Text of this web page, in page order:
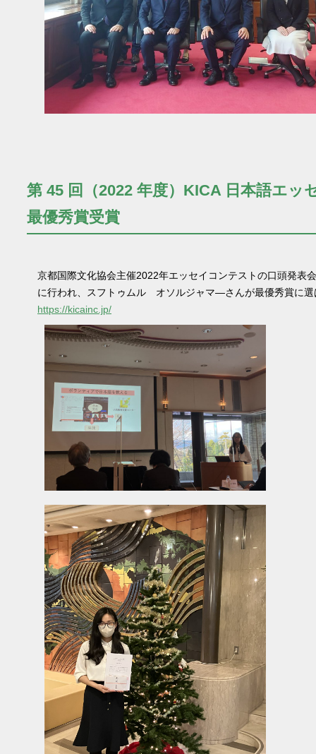
第 45 回（2022 年度）KICA 日本語エッ
最優秀賞受賞
京都国際文化協会主催2022年エッセイコンテストの口頭発表
に行われ、スフトゥムル オソルジャマ―さんが最優秀賞に選
https://kicainc.jp/